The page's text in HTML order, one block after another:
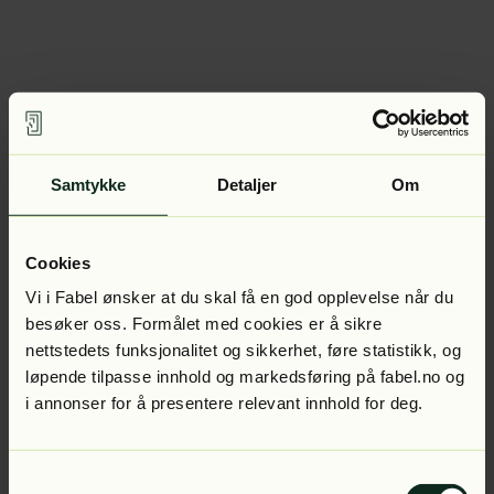
Samtykke Detaljer Om
Cookies
Vi i Fabel ønsker at du skal få en god opplevelse når du
besøker oss. Formålet med cookies er å sikre
nettstedets funksjonalitet og sikkerhet, føre statistikk, og
løpende tilpasse innhold og markedsføring på fabel.no og
i annonser for å presentere relevant innhold for deg.